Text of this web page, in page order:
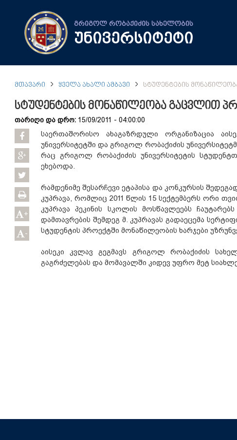
გრიგოლ რობაქიძის სახელობის
უნივერსიტეტი
ᲛᲗᲐᲕᲐᲠᲘ ᲧᲕᲔᲚᲐ ᲐᲮᲐᲚᲘ ᲐᲛᲑᲐᲕᲘ ᲡᲢᲣᲓᲔᲜᲢᲔᲑᲘᲡ
სტუდენტების მონაწილეობა გაცვლით
თარიღი და დრო: 15/09/2011 - 04:00:00
+
-
საერთაშორისო ახაგაზრდული ორგანიზაცია
უნივერსიტეტში და გრიგოლ რობაქიძის
რაც გრიგოლ რობაქიძის უნივერსიტეტის
ეხებოდა.
რამდენიმე შესარჩევი ეტაპისა და კონკურსის
კუპრავა, რომლიც 2011 წლის 15 სექტემბერს ორი
კუპრავა პეკინის სკოლის მოსწავლეებს
დამთავრების შემდეგ მ. კუპრავას გადაეცემა
სტუდენტის პროექტში მონაწილეობის ხარჯები
აისეკი კვლავ გეგმავს გრიგოლ რობაქიძის
გაგრძელებას და მომავალში კიდევ უფრო მეტ